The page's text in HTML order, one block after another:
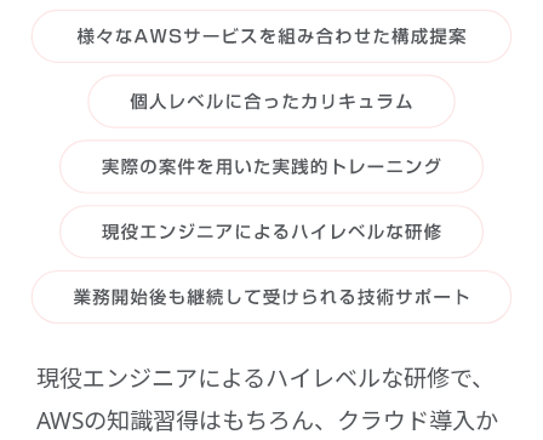
現役エンジニアによるハイレベルな研修で、
AWSの知識習得はもちろん、クラウド導入か